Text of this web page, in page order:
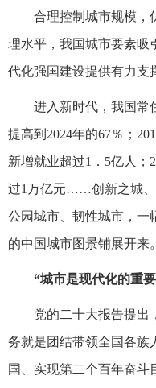
合理控制城市规模，
理水平，我国城市要素吸
代化强国建设提供有力支
进入新时代，我国常
提高到2024年的67％；
新增就业超过1．5亿人；
过1万亿元……创新之城、
公园城市、韧性城市，一
的中国城市图景铺展开来。
“城市是现代化的重
党的二十大报告提出
务就是团结带领全国各族
国、实现第二个百年奋斗